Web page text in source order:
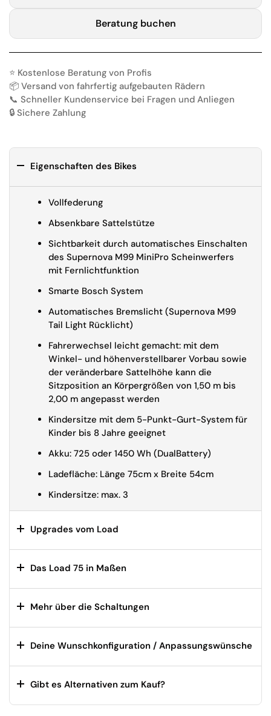
Beratung buchen
⭐️ Kostenlose Beratung von Profis
📦 Versand von fahrfertig aufgebauten Rädern
📞 Schneller Kundenservice bei Fragen und Anliegen
🔒 Sichere Zahlung
Eigenschaften des Bikes
Vollfederung
Absenkbare Sattelstütze
Sichtbarkeit durch automatisches Einschalten
des Supernova M99 MiniPro Scheinwerfers
mit Fernlichtfunktion
Smarte Bosch System
Automatisches Bremslicht (Supernova M99
Tail Light Rücklicht)
Fahrerwechsel leicht gemacht: mit dem
Winkel- und höhenverstellbarer Vorbau sowie
der veränderbare Sattelhöhe kann die
Sitzposition an Körpergrößen von 1,50 m bis
2,00 m angepasst werden
Kindersitze mit dem 5-Punkt-Gurt-System für
Kinder bis 8 Jahre geeignet
Akku: 725 oder 1450 Wh (DualBattery)
Ladefläche: Länge 75cm x Breite 54cm
Kindersitze: max. 3
Upgrades vom Load
Das Load 75 in Maßen
Mehr über die Schaltungen
Deine Wunschkonfiguration / Anpassungswünsche
Gibt es Alternativen zum Kauf?